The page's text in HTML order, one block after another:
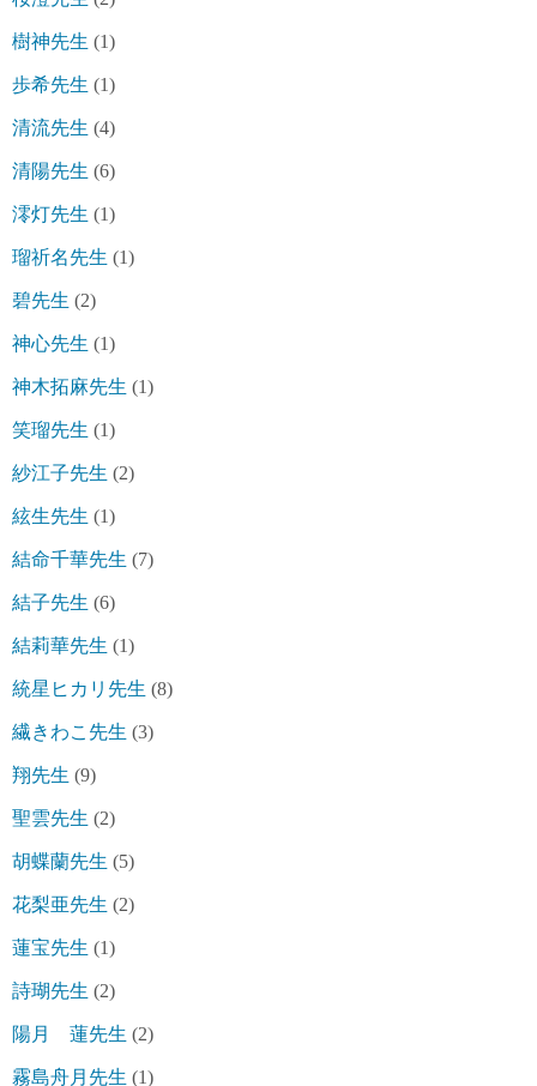
樹神先生 (1)
歩希先生 (1)
清流先生 (4)
清陽先生 (6)
澪灯先生 (1)
瑠祈名先生 (1)
碧先生 (2)
神心先生 (1)
神木拓麻先生 (1)
笑瑠先生 (1)
紗江子先生 (2)
絃生先生 (1)
結命千華先生 (7)
結子先生 (6)
結莉華先生 (1)
統星ヒカリ先生 (8)
繊きわこ先生 (3)
翔先生 (9)
聖雲先生 (2)
胡蝶蘭先生 (5)
花梨亜先生 (2)
蓮宝先生 (1)
詩瑚先生 (2)
陽月 蓮先生 (2)
霧島舟月先生 (1)